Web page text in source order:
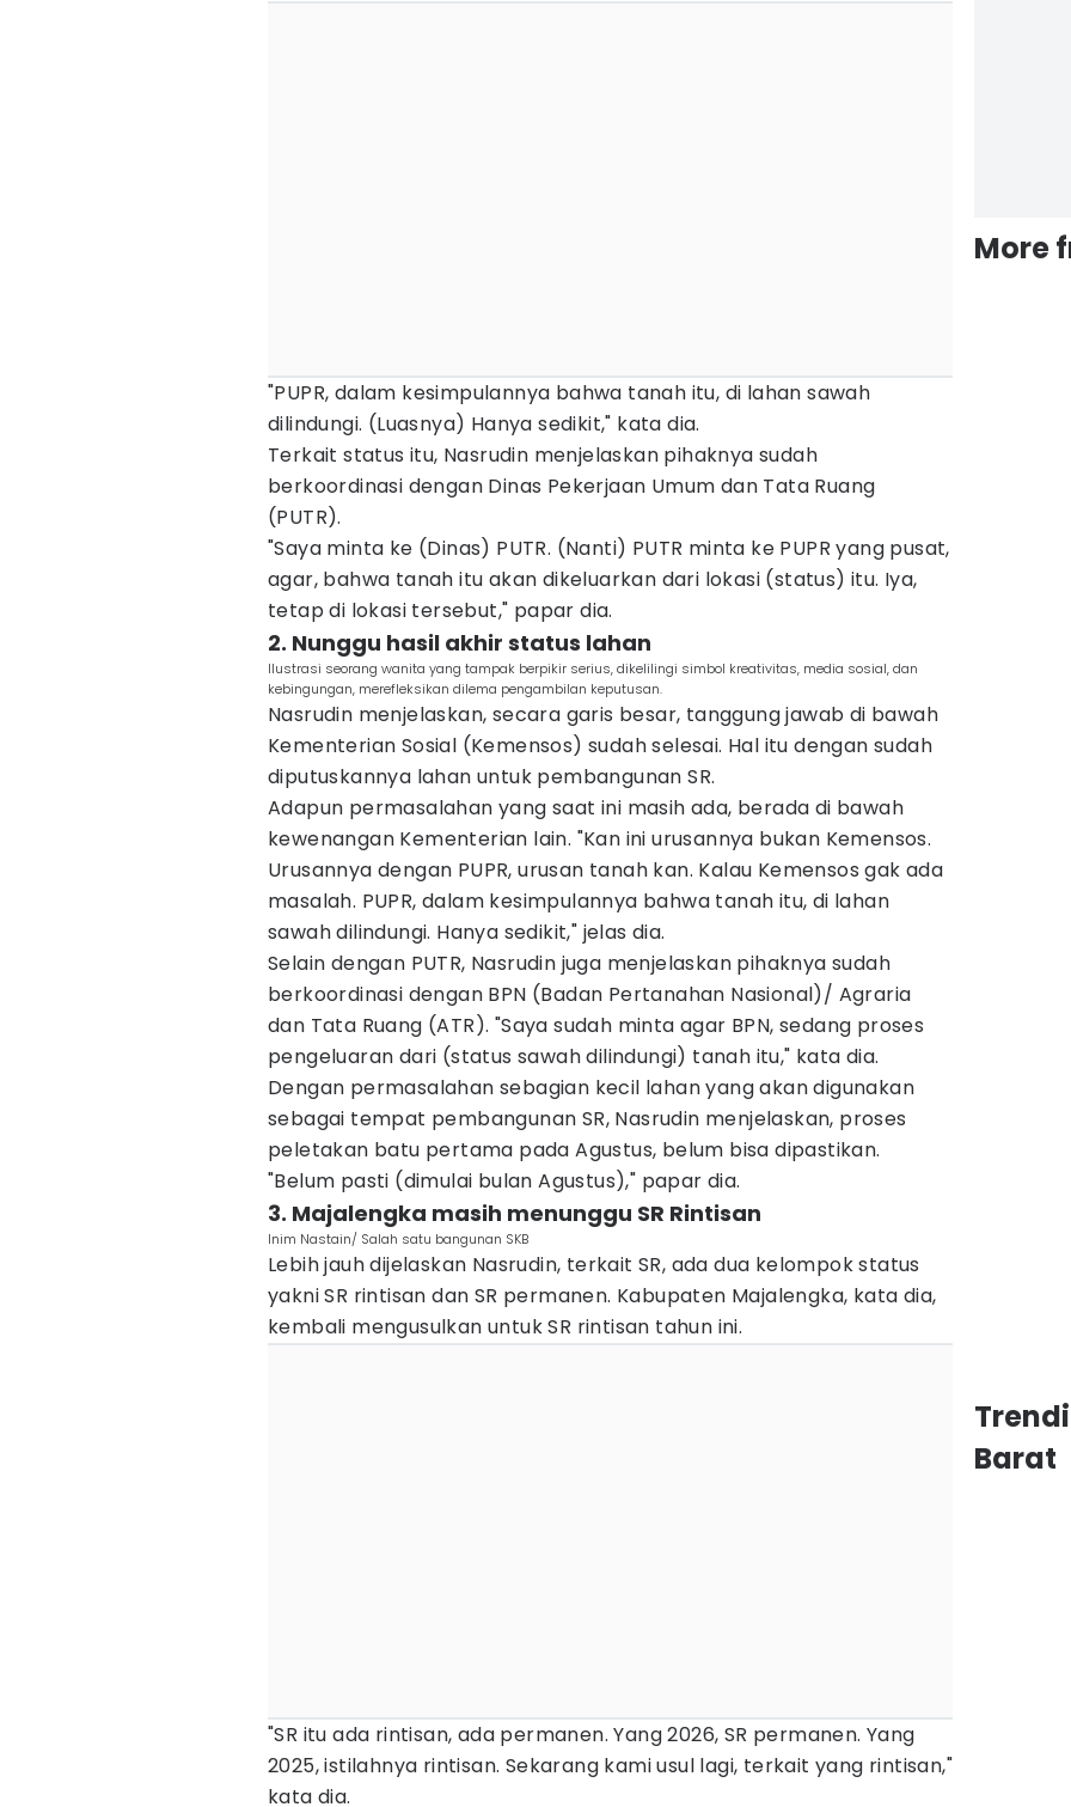
"PUPR, dalam kesimpulannya bahwa tanah itu, di lahan sawah
dilindungi. (Luasnya) Hanya sedikit," kata dia.
Terkait status itu, Nasrudin menjelaskan pihaknya sudah
berkoordinasi dengan Dinas Pekerjaan Umum dan Tata Ruang
(PUTR).
"Saya minta ke (Dinas) PUTR. (Nanti) PUTR minta ke PUPR yang pusat,
agar, bahwa tanah itu akan dikeluarkan dari lokasi (status) itu. Iya,
tetap di lokasi tersebut," papar dia.
2. Nunggu hasil akhir status lahan
Ilustrasi seorang wanita yang tampak berpikir serius, dikelilingi simbol kreativitas, media sosial, dan
kebingungan, merefleksikan dilema pengambilan keputusan.
Nasrudin menjelaskan, secara garis besar, tanggung jawab di bawah
Kementerian Sosial (Kemensos) sudah selesai. Hal itu dengan sudah
diputuskannya lahan untuk pembangunan SR.
Adapun permasalahan yang saat ini masih ada, berada di bawah
kewenangan Kementerian lain. "Kan ini urusannya bukan Kemensos.
Urusannya dengan PUPR, urusan tanah kan. Kalau Kemensos gak ada
masalah. PUPR, dalam kesimpulannya bahwa tanah itu, di lahan
sawah dilindungi. Hanya sedikit," jelas dia.
Selain dengan PUTR, Nasrudin juga menjelaskan pihaknya sudah
berkoordinasi dengan BPN (Badan Pertanahan Nasional)/ Agraria
dan Tata Ruang (ATR). "Saya sudah minta agar BPN, sedang proses
pengeluaran dari (status sawah dilindungi) tanah itu," kata dia.
Dengan permasalahan sebagian kecil lahan yang akan digunakan
sebagai tempat pembangunan SR, Nasrudin menjelaskan, proses
peletakan batu pertama pada Agustus, belum bisa dipastikan.
"Belum pasti (dimulai bulan Agustus)," papar dia.
3. Majalengka masih menunggu SR Rintisan
Inim Nastain/ Salah satu bangunan SKB
Lebih jauh dijelaskan Nasrudin, terkait SR, ada dua kelompok status
yakni SR rintisan dan SR permanen. Kabupaten Majalengka, kata dia,
kembali mengusulkan untuk SR rintisan tahun ini.
"SR itu ada rintisan, ada permanen. Yang 2026, SR permanen. Yang
2025, istilahnya rintisan. Sekarang kami usul lagi, terkait yang rintisan,"
kata dia.
More
Barat